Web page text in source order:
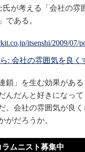
が考える「会社の雰
である。
: 会社の雰囲気を良く
」を生む効果があ
だんと好きになって
。会社の雰囲気が良
がだろうか。
ラムニスト募集中